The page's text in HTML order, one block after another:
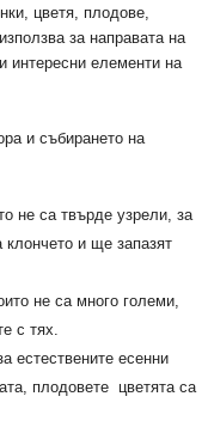
цветя, плодове,
за направата на
интересни елементи на
и събирането на
не са твърде узрели, за
клончето и ще запазят
не са много големи,
с тях.
естествените есенни
плодовете цветята са